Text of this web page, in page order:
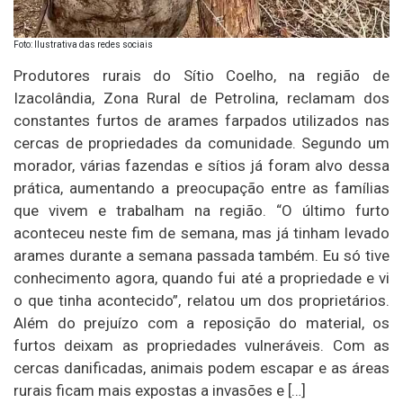
Foto: Ilustrativa das redes sociais
Produtores rurais do Sítio Coelho, na região de
Izacolândia, Zona Rural de Petrolina, reclamam dos
constantes furtos de arames farpados utilizados nas
cercas de propriedades da comunidade. Segundo um
morador, várias fazendas e sítios já foram alvo dessa
prática, aumentando a preocupação entre as famílias
que vivem e trabalham na região. “O último furto
aconteceu neste fim de semana, mas já tinham levado
arames durante a semana passada também. Eu só tive
conhecimento agora, quando fui até a propriedade e vi
o que tinha acontecido”, relatou um dos proprietários.
Além do prejuízo com a reposição do material, os
furtos deixam as propriedades vulneráveis. Com as
cercas danificadas, animais podem escapar e as áreas
rurais ficam mais expostas a invasões e […]